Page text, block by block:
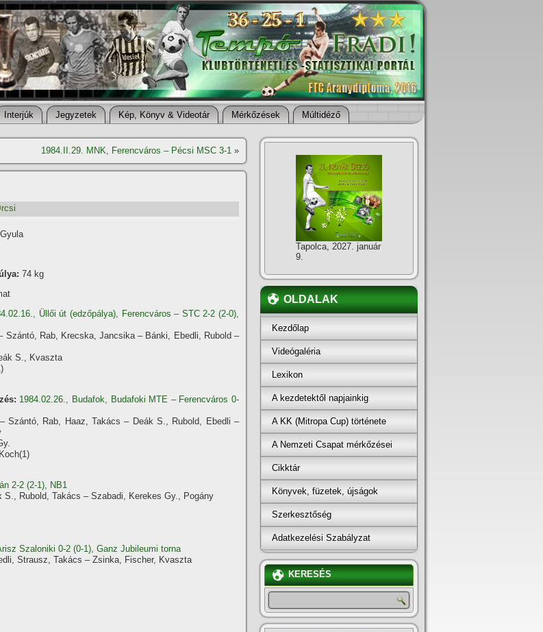
Interjúk Jegyzetek Kép, Könyv & Videotár Mérkőzések Múltidéző
1984.II.29. MNK, Ferencváros – Pécsi MSC 3-1 »
74 kg
Üllői út (edzőpálya), Ferencváros – STC 2-2 (2-0),
Szántó, Rab, Krecska, Jancsika – Bánki, Ebedli, Rubold –
S., Kvaszta
1984.02.26., Budafok, Budafoki MTE – Ferencváros 0-
Szántó, Rab, Haaz, Takács – Deák S., Rubold, Ebedli –
2-2 (2-1), NB1
Rubold, Takács – Szabadi, Kerekes Gy., Pogány
Szaloniki 0-2 (0-1), Ganz Jubileumi torna
Strausz, Takács – Zsinka, Fischer, Kvaszta
Tapolca, 2027. január
9.
OLDALAK
Kezdőlap
Videógaléria
Lexikon
A kezdetektől napjainkig
A KK (Mitropa Cup) története
A Nemzeti Csapat mérkőzései
Cikktár
Könyvek, füzetek, újságok
Szerkesztőség
Adatkezelési Szabályzat
KERESÉS